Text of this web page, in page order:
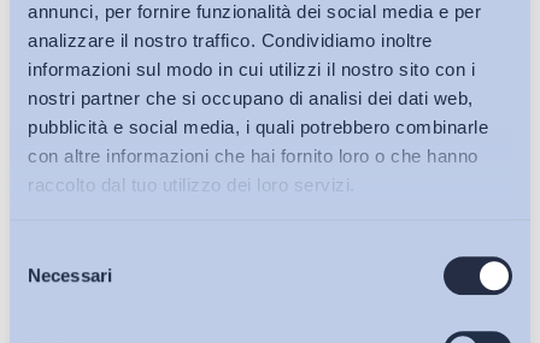
annunci, per fornire funzionalità dei social media e per
analizzare il nostro traffico. Condividiamo inoltre
informazioni sul modo in cui utilizzi il nostro sito con i
nostri partner che si occupano di analisi dei dati web,
pubblicità e social media, i quali potrebbero combinarle
con altre informazioni che hai fornito loro o che hanno
raccolto dal tuo utilizzo dei loro servizi.
delNecessariBollettini ADAPT